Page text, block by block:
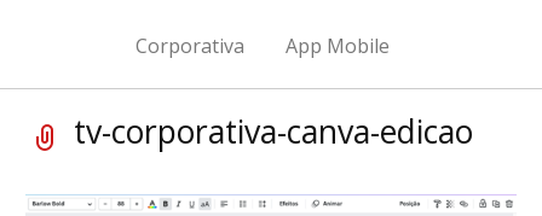
Corporativa App Mobile
tv-corporativa-canva-edicao